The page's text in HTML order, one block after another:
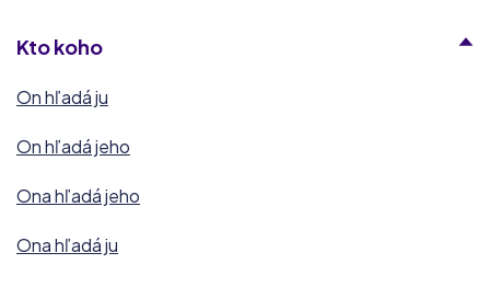
Kto koho
On hľadá ju
On hľadá jeho
Ona hľadá jeho
Ona hľadá ju